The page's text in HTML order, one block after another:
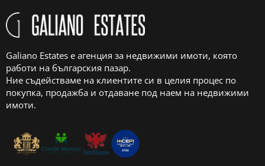
Galiano Estates е агенция за недвижими имоти, която
работи на българския пазар.
Ние съдействаме на клиентите си в целия процес по
покупка, продажба и отдаване под наем на недвижими
имоти.